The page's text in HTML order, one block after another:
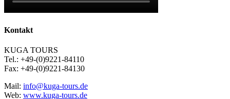
Kontakt
KUGA TOURS
Tel.: +49-(0)9221-84110
Fax: +49-(0)9221-84130
Mail: info@kuga-tours.de
Web: www.kuga-tours.de